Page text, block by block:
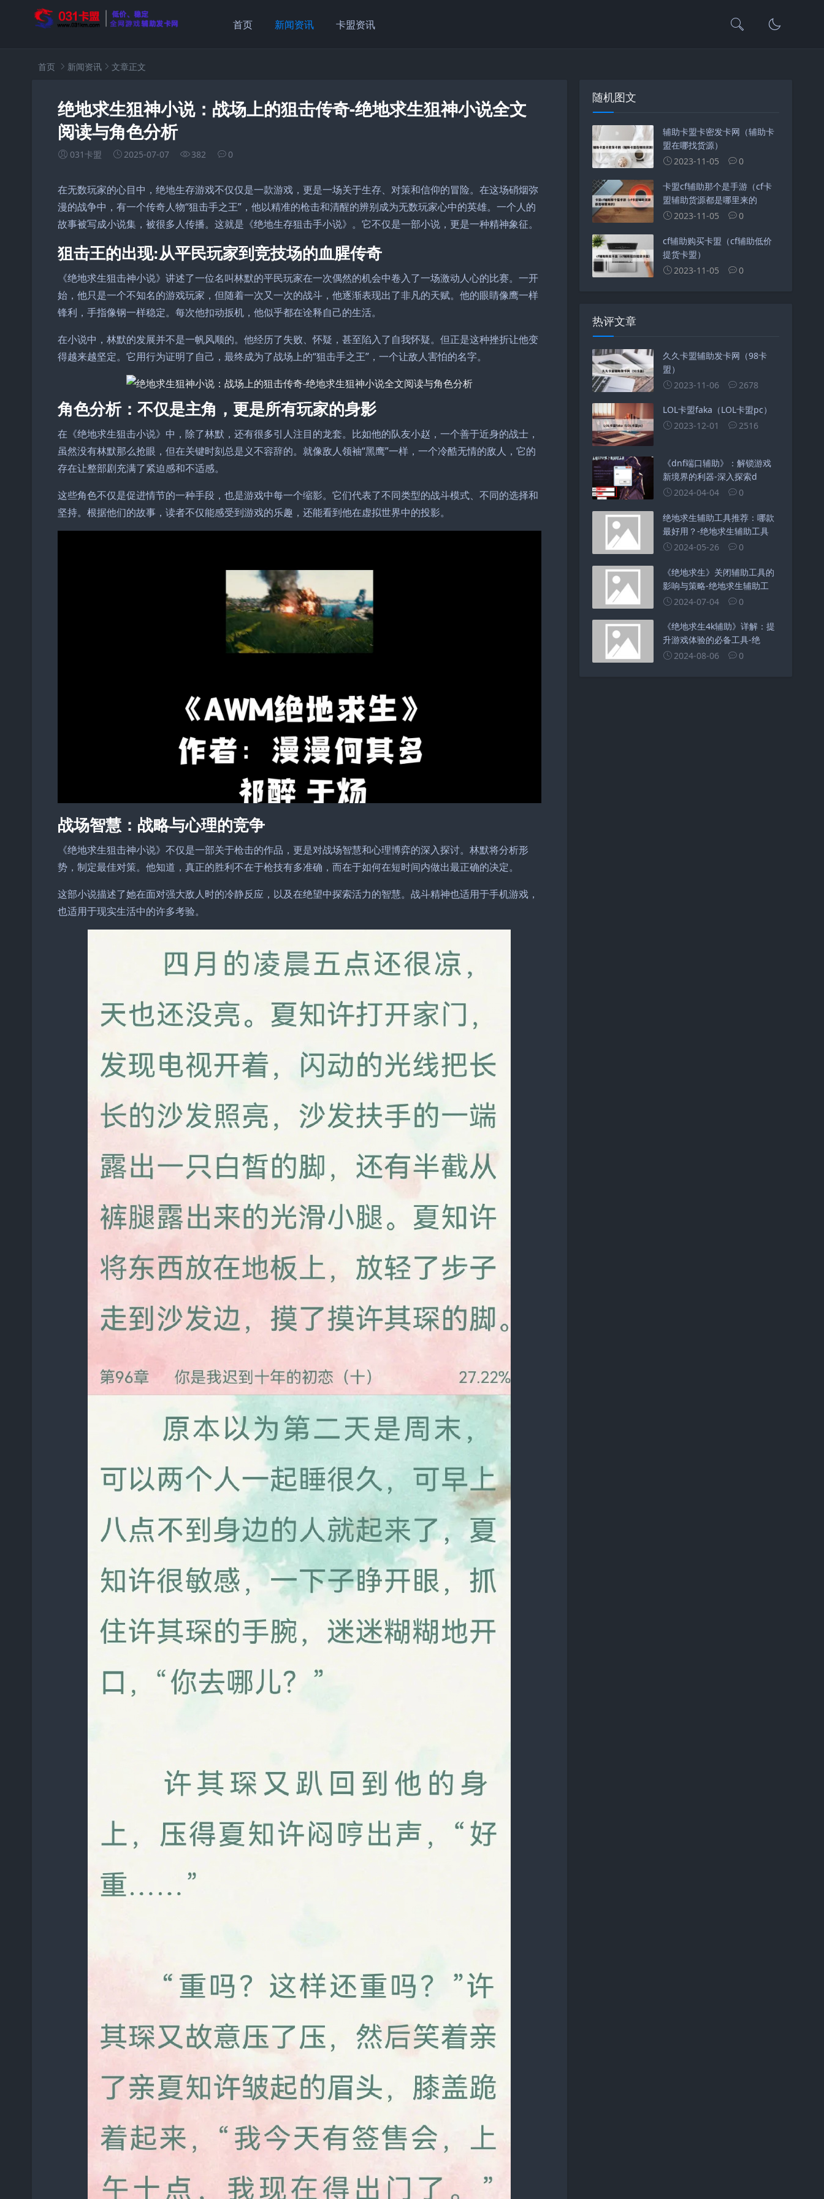
首页 新闻资讯 卡盟资讯
首页 新闻资讯 文章正文
绝地求生狙神小说：战场上的狙击传奇-绝地求生狙神小说全文
阅读与角色分析
031卡盟 2025-07-07 382 0
在无数玩家的心目中，绝地生存游戏不仅仅是一款游戏，更是一场关于生存、对策和信仰的冒险。在这场硝烟弥
漫的战争中，有一个传奇人物“狙击手之王”，他以精准的枪击和清醒的辨别成为无数玩家心中的英雄。一个人的
故事被写成小说集，被很多人传播。这就是《绝地生存狙击手小说》。它不仅是一部小说，更是一种精神象征。
狙击王的出现:从平民玩家到竞技场的血腥传奇
《绝地求生狙击神小说》讲述了一位名叫林默的平民玩家在一次偶然的机会中卷入了一场激动人心的比赛。一开
始，他只是一个不知名的游戏玩家，但随着一次又一次的战斗，他逐渐表现出了非凡的天赋。他的眼睛像鹰一样
锋利，手指像钢一样稳定。每次他扣动扳机，他似乎都在诠释自己的生活。
在小说中，林默的发展并不是一帆风顺的。他经历了失败、怀疑，甚至陷入了自我怀疑。但正是这种挫折让他变
得越来越坚定。它用行为证明了自己，最终成为了战场上的“狙击手之王”，一个让敌人害怕的名字。
角色分析：不仅是主角，更是所有玩家的身影
在《绝地求生狙击小说》中，除了林默，还有很多引人注目的龙套。比如他的队友小赵，一个善于近身的战士，
虽然没有林默那么抢眼，但在关键时刻总是义不容辞的。就像敌人领袖“黑鹰”一样，一个冷酷无情的敌人，它的
存在让整部剧充满了紧迫感和不适感。
这些角色不仅是促进情节的一种手段，也是游戏中每一个缩影。它们代表了不同类型的战斗模式、不同的选择和
坚持。根据他们的故事，读者不仅能感受到游戏的乐趣，还能看到他在虚拟世界中的投影。
战场智慧：战略与心理的竞争
《绝地求生狙击神小说》不仅是一部关于枪击的作品，更是对战场智慧和心理博弈的深入探讨。林默将分析形
势，制定最佳对策。他知道，真正的胜利不在于枪技有多准确，而在于如何在短时间内做出最正确的决定。
这部小说描述了她在面对强大敌人时的冷静反应，以及在绝望中探索活力的智慧。战斗精神也适用于手机游戏，
也适用于现实生活中的许多考验。
随机图文
辅助卡盟卡密发卡网（辅助卡
盟在哪找货源）
2023-11-05
0
卡盟cf辅助那个是手游（cf卡
盟辅助货源都是哪里来的
2023-11-05
0
cf辅助购买卡盟（cf辅助低价
提货卡盟）
2023-11-05
0
热评文章
久久卡盟辅助发卡网（98卡
盟）
2023-11-06
2678
LOL卡盟faka（LOL卡盟pc）
2023-12-01
2516
《dnf端口辅助》：解锁游戏
新境界的利器-深入探索d
2024-04-04
0
绝地求生辅助工具推荐：哪款
最好用？-绝地求生辅助工具
2024-05-26
0
《绝地求生》关闭辅助工具的
影响与策略-绝地求生辅助工
2024-07-04
0
《绝地求生4k辅助》详解：提
升游戏体验的必备工具-绝
2024-08-06
0